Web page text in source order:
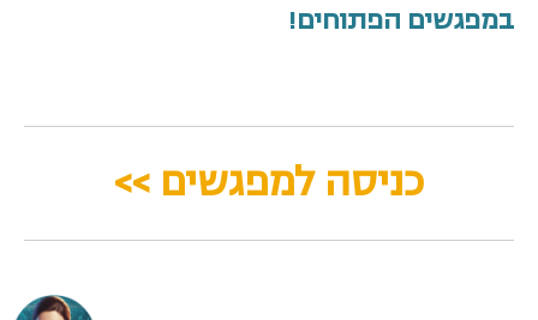
במפגשים הפתוחים!
כניסה למפגשים >>